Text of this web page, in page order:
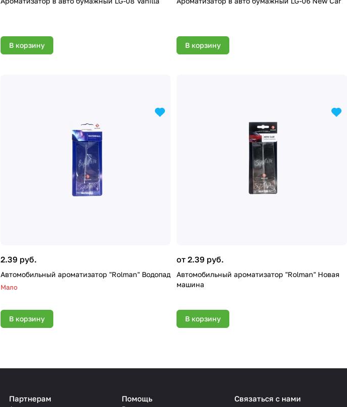
В корзину В корзину
2.39 руб.
Автомобильный ароматизатор "Rolman" Водопад
Мало
В корзину
от 2.39 руб.
Автомобильный ароматизатор "Rolman" Новая
машина
В корзину
Партнерам Помощь Связаться с нами